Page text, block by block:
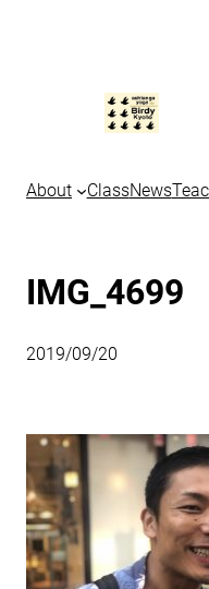
About ClassNews
IMG_4699
2019/09/20